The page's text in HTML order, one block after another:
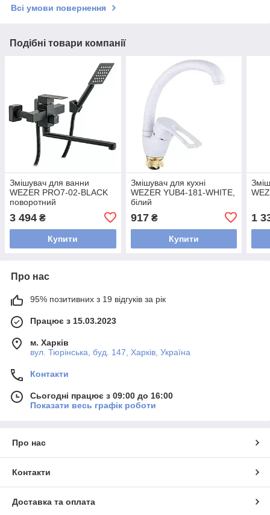
Всі умови повернення
Подібні товари компанії
Змішувач для ванни
WEZER PRO7-02-BLACK
поворотний
3 494 ₴
Купити
Змішувач для кухні
WEZER YUB4-181-WHITE,
білий
917₴
Купити
1
Про нас
95% позитивних з 19 відгуків за рік
Працює з 15.03.2023
м. Харків
вул. Тюрінська, буд. 147, Харків, Україна
Контакти
Сьогодні працює з 09:00 до 16:00
Показати весь графік роботи
Про нас
Контакти
Доставка та оплата